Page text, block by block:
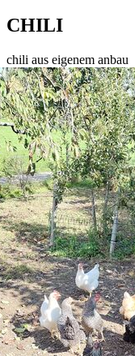
CHILI
chili aus eigenem anbau